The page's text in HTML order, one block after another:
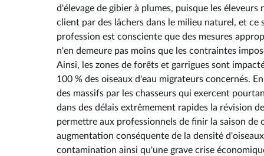
d'élevage de gibier à plumes, puisque les
client par des lâchers dans le milieu naturel, et
profession est consciente que des mesures
n'en demeure pas moins que les contraintes
Ainsi, les zones de forêts et garrigues sont
100 % des oiseaux d'eau migrateurs concernés.
des massifs par les chasseurs qui exercent
dans des délais extrêmement rapides la révision
permettre aux professionnels de finir la saison
augmentation conséquente de la densité
contamination ainsi qu'une grave crise